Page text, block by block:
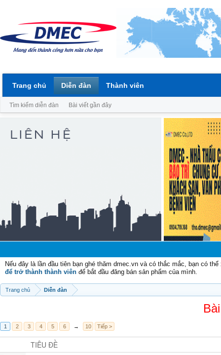
Nếu đây là lần đầu tiên bạn ghé thăm dmec.vn và có thắc mắc, bạn có
để trở thành thành viên để bắt đầu đăng bán sản phẩm của mình.
Trang chủ Diễn đàn
1 2 3 4 5 6 → 10 Tiếp >
TIÊU ĐỀ
Trang chủ Diễn đàn
Tìm kiếm diễn đàn Bài viết gần đây
Thành viên